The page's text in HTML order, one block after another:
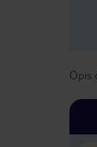
Opis